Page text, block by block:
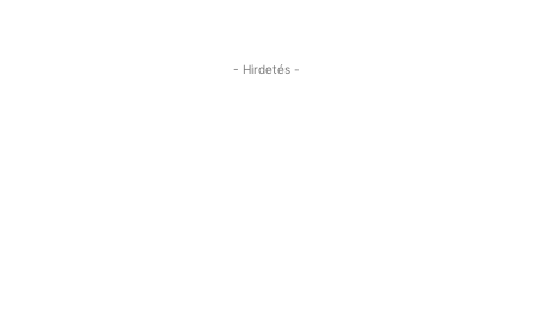
- Hirdetés -